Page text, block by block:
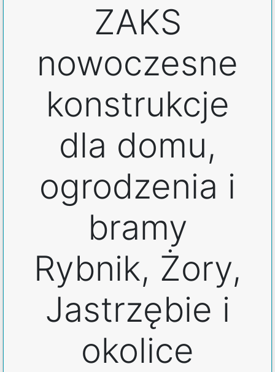
ZAKS
nowoczesne
konstrukcje
dla domu,
ogrodzenia i
bramy
Rybnik, Żory,
Jastrzębie i
okolice